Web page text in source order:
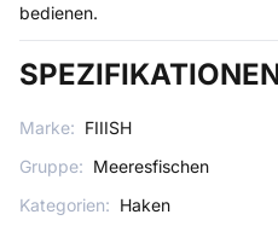
bedienen.
Marke: FIIISH
Gruppe: Meeresfischen
Kategorien: Haken